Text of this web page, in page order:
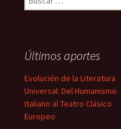
Últimos aportes
Evolución de la Literatura
Universal: Del Humanismo
Italiano al Teatro Clásico
Europeo